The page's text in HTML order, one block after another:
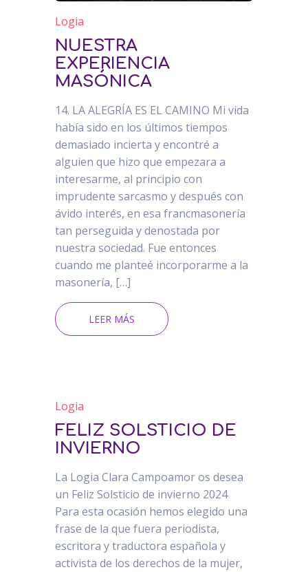
Logia
NUESTRA
EXPERIENCIA
MASÓNICA
14. LA ALEGRÍA ES EL CAMINO Mi vida
había sido en los últimos tiempos
demasiado incierta y encontré a
alguien que hizo que empezara a
interesarme, al principio con
imprudente sarcasmo y después con
ávido interés, en esa francmasonería
tan perseguida y denostada por
nuestra sociedad. Fue entonces
cuando me planteé incorporarme a la
masonería, […]
LEER MÁS
Logia
FELIZ SOLSTICIO DE
INVIERNO
La Logia Clara Campoamor os desea
un Feliz Solsticio de invierno 2024
Para esta ocasión hemos elegido una
frase de la que fuera periodista,
escritora y traductora española y
activista de los derechos de la mujer,